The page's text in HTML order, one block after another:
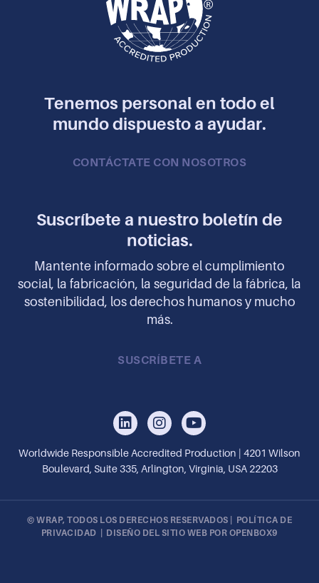
Tenemos personal en todo el
mundo dispuesto a ayudar.
CONTÁCTATE CON NOSOTROS
Suscríbete a nuestro boletín de
noticias.
Mantente informado sobre el cumplimiento
social, la fabricación, la seguridad de la fábrica, la
sostenibilidad, los derechos humanos y mucho
más.
SUSCRÍBETE A
Worldwide Responsible Accredited Production | 4201 Wilson
Boulevard, Suite 335, Arlington, Virginia, USA 22203
© WRAP, TODOS LOS DERECHOS RESERVADOS |
POLÍTICA DE
PRIVACIDAD
DISEÑO DEL SITIO WEB POR OPENBOX9